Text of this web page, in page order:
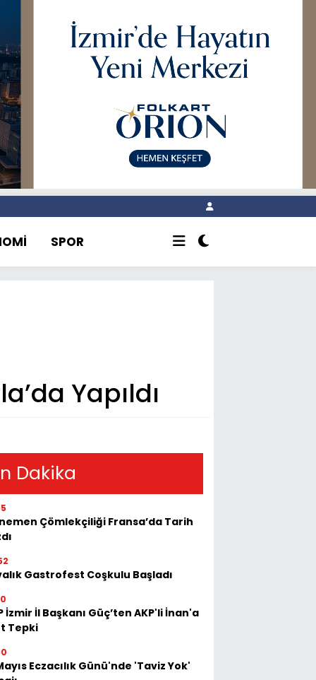
SPOR
Yapıldı
Dakika
Çömlekçiliği Fransa’da Tarih
Gastrofest Coşkulu Başladı
İzmir İl Başkanı Güç’ten AKP'li İnan'a
Tepki
Eczacılık Günü'nde 'Taviz Yok'